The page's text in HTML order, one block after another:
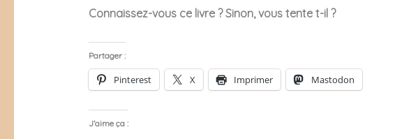
Connaissez-vous ce livre ? Sinon, vous tente t-il ?
Partager :
Pinterest X Imprimer Mastodon
J’aime ça :